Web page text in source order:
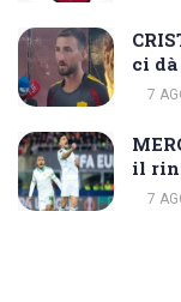
ci
7
il
7